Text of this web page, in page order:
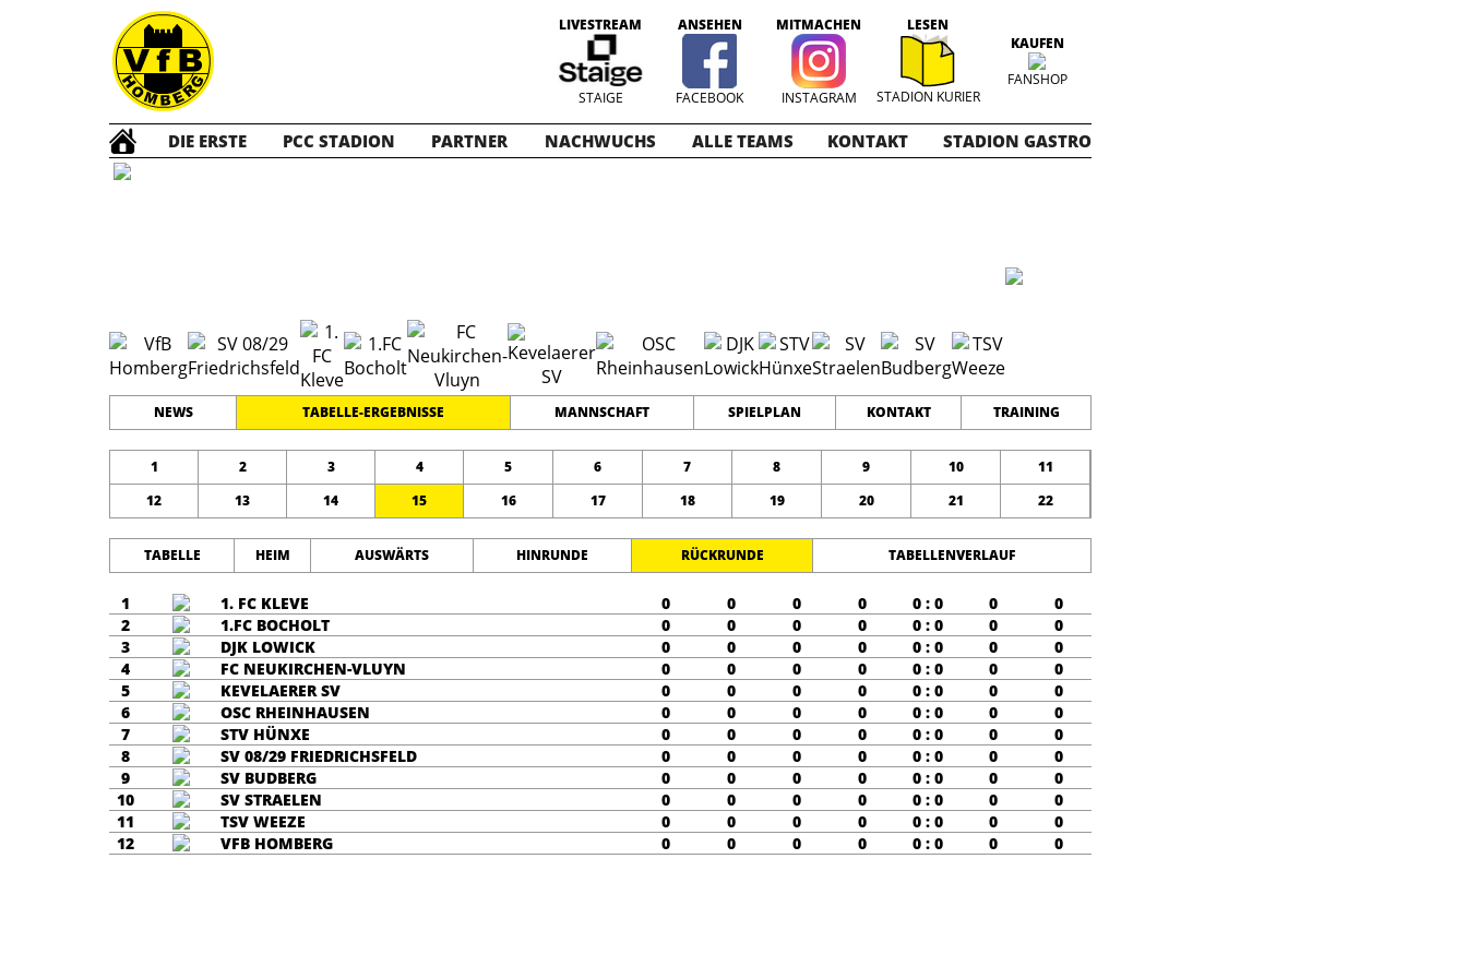
LIVESTREAM
STAIGE
ANSEHEN
FACEBOOK
MITMACHEN
INSTAGRAM
LESEN
STADION KURIER
KAUFEN
FANSHOP
DIE ERSTE PCC STADION PARTNER NACHWUCHS ALLE TEAMS KONTAKT STADION GASTRO
NEWS TABELLE-ERGEBNISSE MANNSCHAFT SPIELPLAN KONTAKT TRAINING
1 2 3 4 5 6 7 8 9 10
11
12
13 14 15 16 17 18 19 20 21 22
TABELLE HEIM AUSWÄRTS HINRUNDE RÜCKRUNDE TABELLENVERLAUF
1 1. FC KLEVE 0 0 0 0 0 : 0 0
0
2
1.FC BOCHOLT 0 0 0 0 0 : 0 0
0
3
DJK LOWICK 0 0 0 0 0 : 0 0
0
4
FC NEUKIRCHEN-VLUYN 0 0 0 0 0 : 0 0
0
5
KEVELAERER SV 0 0 0 0 0 : 0 0
0
6
OSC RHEINHAUSEN 0 0 0 0 0 : 0 0
0
7
STV HÜNXE 0 0 0 0 0 : 0 0
0
8
SV 08/29 FRIEDRICHSFELD 0 0 0 0 0 : 0 0
0
9
SV BUDBERG 0 0 0 0 0 : 0 0
0
10
SV STRAELEN 0 0 0 0 0 : 0 0
0
11
TSV WEEZE 0 0 0 0 0 : 0 0
0
12
VFB HOMBERG 0 0 0 0 0 : 0 0 0